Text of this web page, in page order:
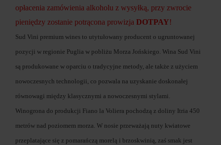
opłacenia zamówienia alkoholu z wysyłką, przy zwrocie
pieniędzy zostanie potrącona prowizjaDOTPAY!
Sud Vini premium wines to utytułowany producent o ugruntowanej
pozycji w regionie Puglia w pobliżu Morza Jońskiego. Wina Sud Vini
są produkowane w oparciu o tradycyjne metody, ale także z użyciem
nowoczesnych technologii, co pozwala na uzyskanie doskonałej
równowagi między klasycznymi a nowoczesnymi stylami.
Winogrona do produkcji Fiano la Voliera pochodzą z doliny Itria 450
metrów nad poziomem morza. W nosie przeważają nuty kwiatowe
przeplatające się z pomarańczą morelą i brzoskwinią, zaś smak jest